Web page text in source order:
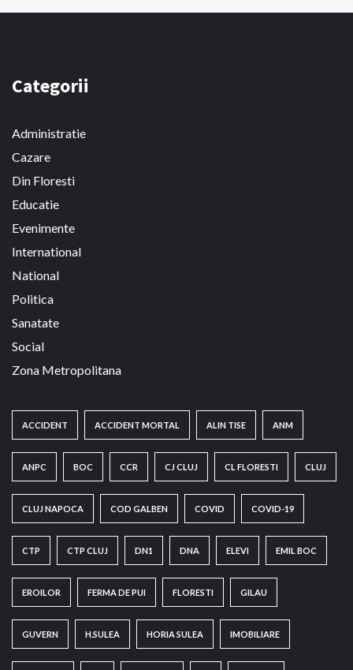
Categorii
Administratie
Cazare
Din Floresti
Educatie
Evenimente
International
National
Politica
Sanatate
Social
Zona Metropolitana
ACCIDENT ACCIDENT MORTAL ALIN TISE ANM
ANPC BOC CCR CJ CLUJ CL FLORESTI CLUJ
CLUJ NAPOCA COD GALBEN COVID COVID-19
CTP CTP CLUJ DN1 DNA ELEVI EMIL BOC
EROILOR FERMA DE PUI FLORESTI GILAU
GUVERN H.SULEA HORIA SULEA IMOBILIARE